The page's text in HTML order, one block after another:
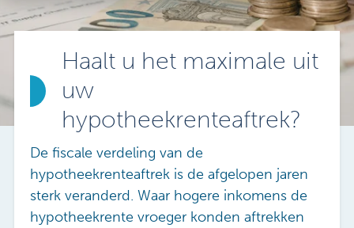
Mijn Sibbing
Haalt u het maximale uit
uw
hypotheekrenteaftrek?
De fiscale verdeling van de
hypotheekrenteaftrek is de afgelopen jaren
sterk veranderd. Waar hogere inkomens de
hypotheekrente vroeger konden aftrekken